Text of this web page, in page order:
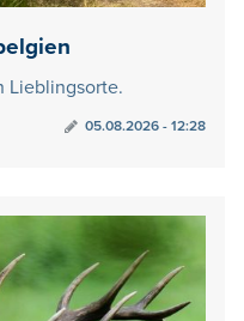
Lieblingsorte.
05.08.2026 - 12:28